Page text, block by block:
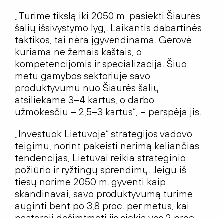
„Turime tikslą iki 2050 m. pasiekti Šiaurės
šalių išsivystymo lygį. Laikantis dabartinės
taktikos, tai nėra įgyvendinama. Gerovė
kuriama ne žemais kaštais, o
kompetencijomis ir specializacija. Šiuo
metu gamybos sektoriuje savo
produktyvumu nuo Šiaurės šalių
atsiliekame 3–4 kartus, o darbo
užmokesčiu – 2,5–3 kartus“, – perspėja jis.
„Investuok Lietuvoje“ strategijos vadovo
teigimu, norint pakeisti nerimą keliančias
tendencijas, Lietuvai reikia strateginio
požiūrio ir ryžtingų sprendimų. Jeigu iš
tiesų norime 2050 m. gyventi kaip
skandinavai, savo produktyvumą turime
auginti bent po 3,8 proc. per metus, kai